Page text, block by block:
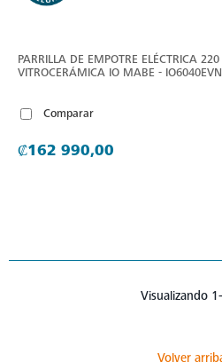
PARRILLA DE EMPOTRE ELÉCTRICA
VITROCERÁMICA IO MABE -
Comparar
₡162 990,00
Visualizando
Volver